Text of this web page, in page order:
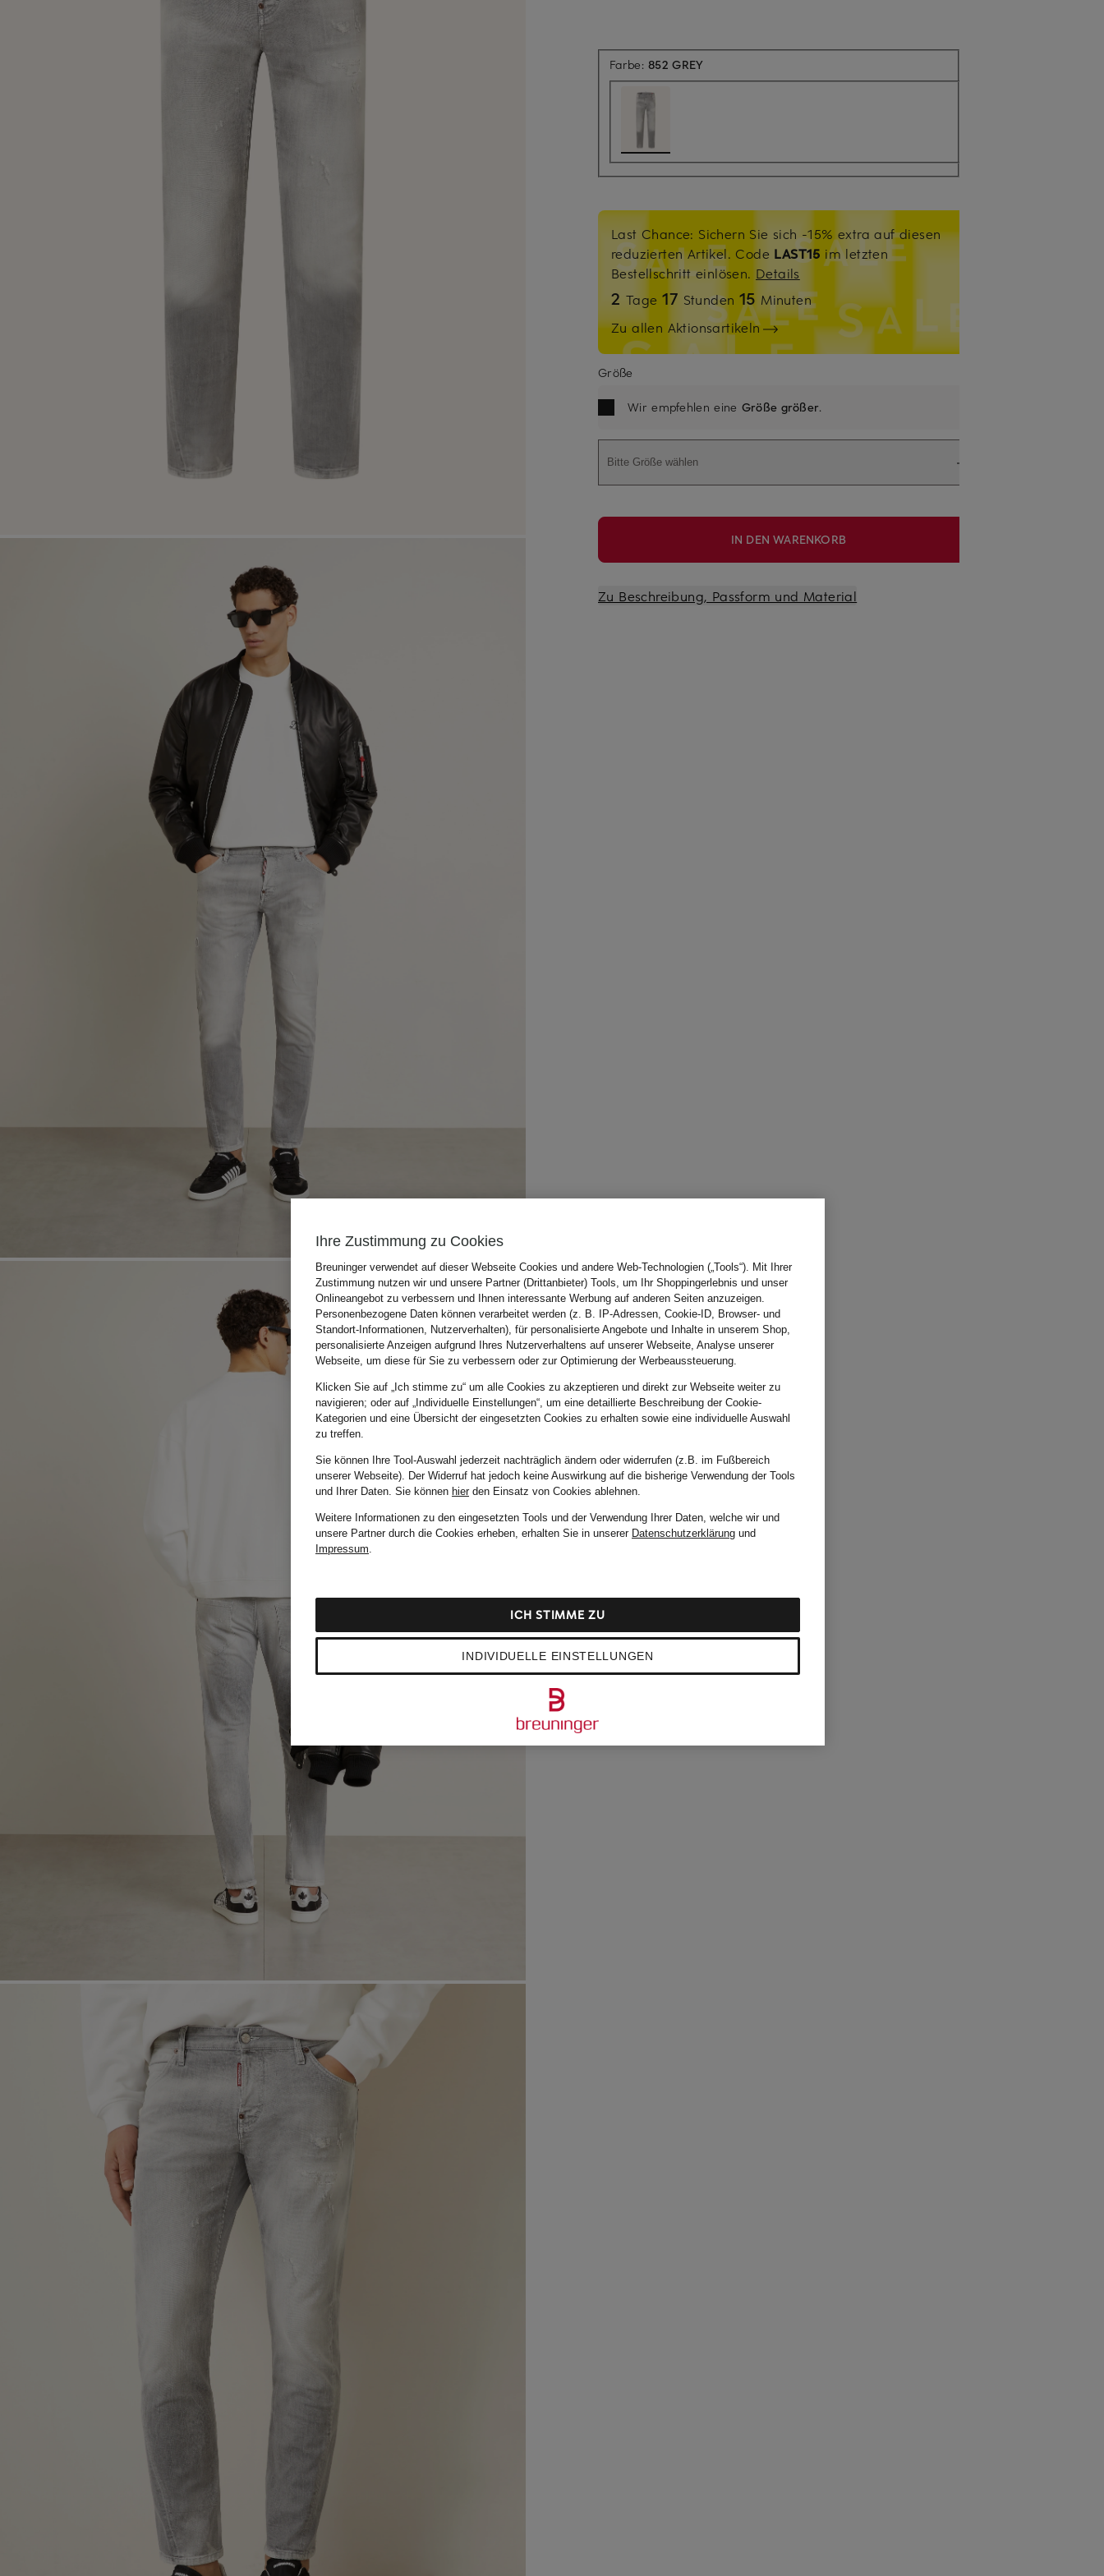
Farbe:852 GREY
Last Chance: Sichern Sie sich -15% extra auf diesen
reduzierten Artikel. Code LAST15 im letzten
Bestellschritt einlösen. Details
2 Tage17 Stunden 15 Minuten
Zu allen Aktionsartikeln
Größe
Wir empfehlen eine Größe größer.
Bitte Größe wählen
IN DEN WARENKORB
Zu Beschreibung, Passform und Material
Ihre Zustimmung zu Cookies
Breuninger verwendet auf dieser Webseite Cookies und andere Web-Technologien („Tools“). Mit Ihrer
Zustimmung nutzen wir und unsere Partner (Drittanbieter) Tools, um Ihr Shoppingerlebnis und unser
Onlineangebot zu verbessern und Ihnen interessante Werbung auf anderen Seiten anzuzeigen.
Personenbezogene Daten können verarbeitet werden (z. B. IP-Adressen, Cookie-ID, Browser- und
Standort-Informationen, Nutzerverhalten), für personalisierte Angebote und Inhalte in unserem Shop,
personalisierte Anzeigen aufgrund Ihres Nutzerverhaltens auf unserer Webseite, Analyse unserer
Webseite, um diese für Sie zu verbessern oder zur Optimierung der Werbeaussteuerung.
Klicken Sie auf „Ich stimme zu“ um alle Cookies zu akzeptieren und direkt zur Webseite weiter zu
navigieren; oder auf „Individuelle Einstellungen“, um eine detaillierte Beschreibung der Cookie-
Kategorien und eine Übersicht der eingesetzten Cookies zu erhalten sowie eine individuelle Auswahl
zu treffen.
Sie können Ihre Tool-Auswahl jederzeit nachträglich ändern oder widerrufen (z.B. im Fußbereich
unserer Webseite). Der Widerruf hat jedoch keine Auswirkung auf die bisherige Verwendung der Tools
und Ihrer Daten. Sie können hierden Einsatz von Cookies ablehnen.
Weitere Informationen zu den eingesetzten Tools und der Verwendung Ihrer Daten, welche wir und
unsere Partner durch die Cookies erheben, erhalten Sie in unserer Datenschutzerklärung und
Impressum.
INDIVIDUELLE EINSTELLUNGEN
ICH STIMME ZU